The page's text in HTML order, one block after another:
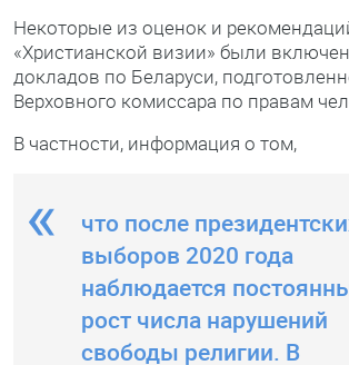
Некоторые из оценок и
«Христианской визии» были
докладов по Беларуси,
Верховного комиссара по правам
В частности, информация о том,
что после
выборов 2020 года
наблюдается
рост числа нарушений
свободы религии. В